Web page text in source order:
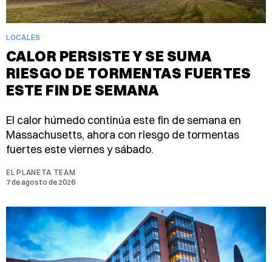
LOCALES
CALOR PERSISTE Y SE SUMA
RIESGO DE TORMENTAS FUERTES
ESTE FIN DE SEMANA
El calor húmedo continúa este fin de semana en
Massachusetts, ahora con riesgo de tormentas
fuertes este viernes y sábado.
EL PLANETA TEAM
7 de agosto de 2026